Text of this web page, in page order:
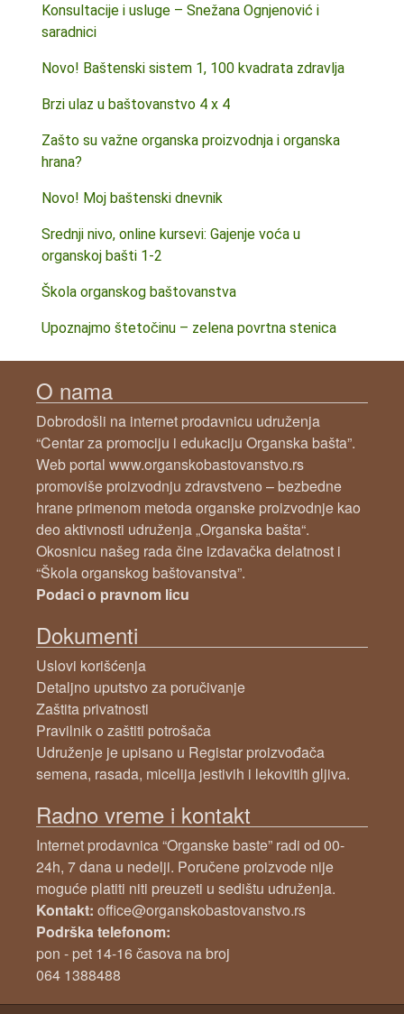
Konsultacije i usluge – Snežana Ognjenović i
saradnici
Novo! Baštenski sistem 1, 100 kvadrata zdravlja
Brzi ulaz u baštovanstvo 4 x 4
Zašto su važne organska proizvodnja i organska
hrana?
Novo! Moj baštenski dnevnik
Srednji nivo, online kursevi: Gajenje voća u
organskoj bašti 1-2
Škola organskog baštovanstva
Upoznajmo štetočinu – zelena povrtna stenica
O nama
Dobrodošli na internet prodavnicu udruženja
“Centar za promociju i edukaciju Organska bašta”.
Web portal www.organskobastovanstvo.rs
promoviše proizvodnju zdravstveno – bezbedne
hrane primenom metoda organske proizvodnje kao
deo aktivnosti udruženja „Organska bašta“.
Okosnicu našeg rada čine izdavačka delatnost i
“Škola organskog baštovanstva”.
Podaci o pravnom licu
Dokumenti
Uslovi korišćenja
Detaljno uputstvo za poručivanje
Zaštita privatnosti
Pravilnik o zaštiti potrošača
Udruženje je upisano u Registar proizvođača
semena, rasada, micelija jestivih i lekovitih gljiva.
Radno vreme i kontakt
Internet prodavnica “Organske baste” radi od 00-
24h, 7 dana u nedelji. Poručene proizvode nije
moguće platiti niti preuzeti u sedištu udruženja.
Kontakt: office@organskobastovanstvo.rs
Podrška telefonom:
pon - pet 14-16 časova na broj
064 1388488